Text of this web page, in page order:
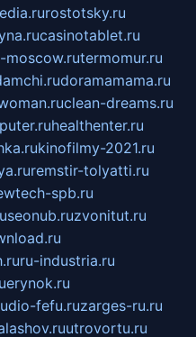
rostotsky.ru
casinotablet.ru
moscow.rutermomur.ru
doramamama.ru
clean-dreams.ru
healthenter.ru
kinofilmy-2021.ru
remstir-tolyatti.ru
spb.ru
seonub.ruzvonitut.ru
ru-industria.ru
erynok.ru
fefu.ruzarges-ru.ru
utrovortu.ru